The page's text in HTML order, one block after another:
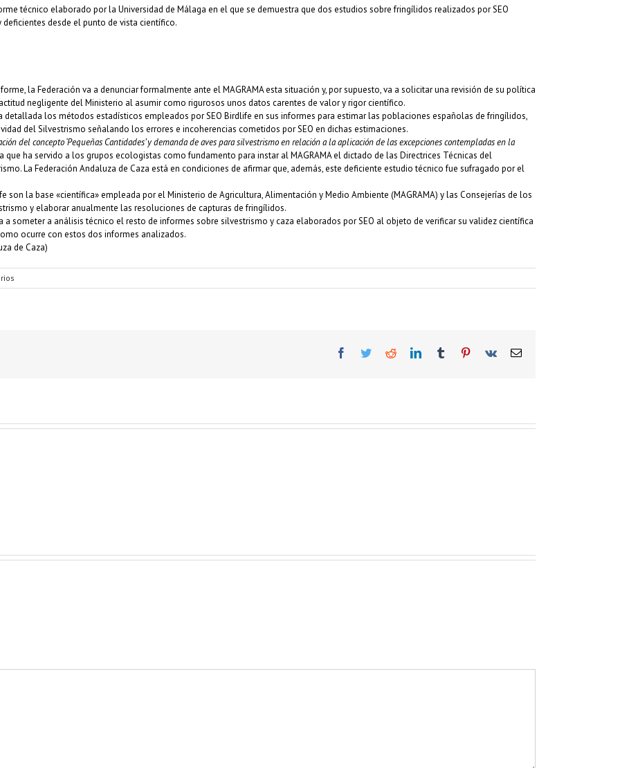
técnico elaborado por la Universidad de Málaga en el que se demuestra que dos estudios sobre fringílidos realizados por SEO
desde el punto de vista científico.
la Federación va a denunciar formalmente ante el MAGRAMA esta situación y, por supuesto, va a solicitar una revisión de su política
negligente del Ministerio al asumir como rigurosos unos datos carentes de valor y rigor científico.
los métodos estadísticos empleados por SEO Birdlife en sus informes para estimar las poblaciones españolas de fringílidos,
del Silvestrismo señalando los errores e incoherencias cometidos por SEO en dichas estimaciones.
del concepto ‘Pequeñas Cantidades’ y demanda de aves para silvestrismo en relación a la aplicación de las excepciones contempladas en la
que ha servido a los grupos ecologistas como fundamento para instar al MAGRAMA el dictado de las Directrices Técnicas del
La Federación Andaluza de Caza está en condiciones de afirmar que, además, este deficiente estudio técnico fue sufragado por el
son la base «científica» empleada por el Ministerio de Agricultura, Alimentación y Medio Ambiente (MAGRAMA) y las Consejerías de los
y elaborar anualmente las resoluciones de capturas de fringílidos.
a someter a análisis técnico el resto de informes sobre silvestrismo y caza elaborados por SEO al objeto de verificar su validez científica
ocurre con estos dos informes analizados.
de Caza)
Facebook
TwitterRedditLinkedInTumblr Pinterest
Vk
Correo